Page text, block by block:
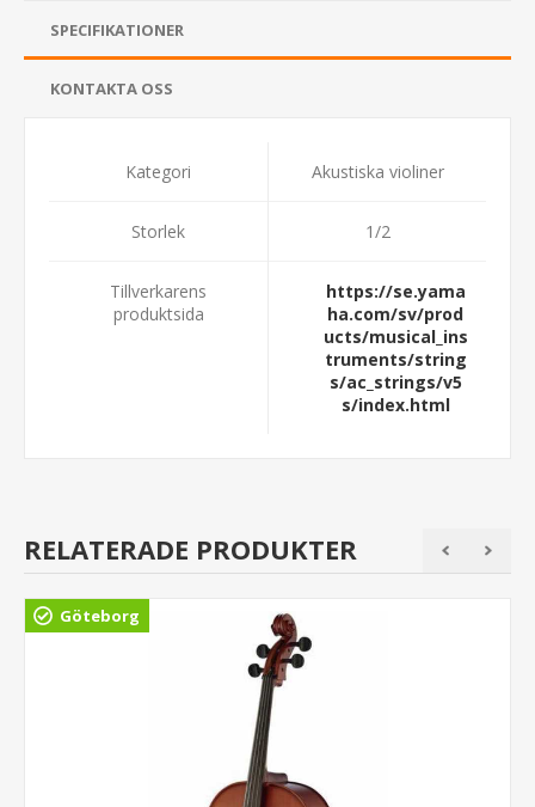
SPECIFIKATIONER
KONTAKTA OSS
Kategori Akustiska violiner
Storlek 1/2
Tillverkarens
produktsida
https://se.yama
ha.com/sv/prod
ucts/musical_ins
truments/string
s/ac_strings/v5
s/index.html
RELATERADE PRODUKTER
Göteborg